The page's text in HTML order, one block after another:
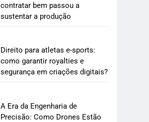
contratar bem passou a
sustentar a produção
Direito para atletas e-sports:
como garantir royalties e
segurança em criações digitais?
A Era da Engenharia de
Precisão: Como Drones Estão